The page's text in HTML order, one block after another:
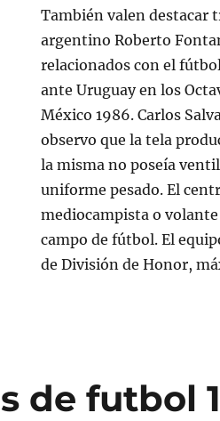
También valen destacar
argentino Roberto
relacionados con el
ante Uruguay en los
México 1986. Carlos
observo que la tela
la misma no poseía
uniforme pesado. El
mediocampista o
campo de fútbol. El
de División de Honor,
de futbol